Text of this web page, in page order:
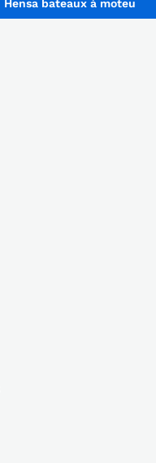
Hensa bateaux à moteur